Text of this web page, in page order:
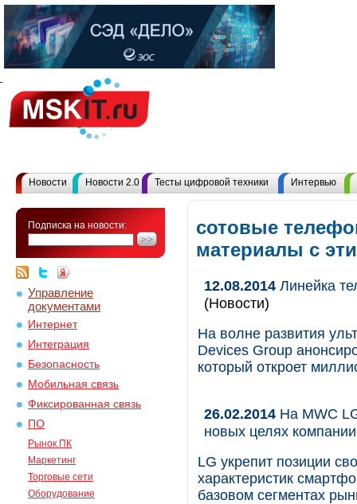
Новости Новости 2.0 Тесты цифровой техники Интервью
Подписка на новости:
Управление
документами
Интернет
Интеграция
Безопасность
Мобильная связь
Фиксированная связь
ПО
Рынок ПК
Маркетинг
Торговые сети
Оборудование
сотовые
материалы с
12.08.2014 Линейка
(Новости)
На волне развития
Devices Group
который откроет
26.02.2014 На MWC
новых целях компании
LG укрепит позиции
характеристик
базовом сегментах